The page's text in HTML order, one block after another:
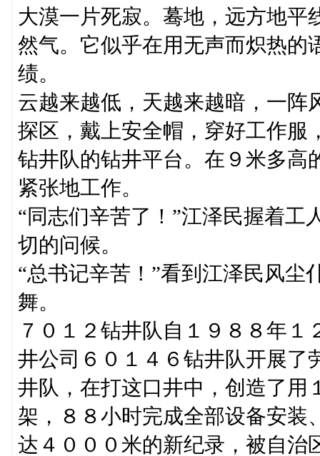
大漠一片死寂。蓦地，远方地平
然气。它似乎在用无声而炽热的
绩。
云越来越低，天越来越暗，一阵
探区，戴上安全帽，穿好工作服
钻井队的钻井平台。在９米多高
紧张地工作。
“同志们辛苦了！”江泽民握着工
切的问候。
“总书记辛苦！”看到江泽民风尘
舞。
７０１２钻井队自１９８８年
井公司６０１４６钻井队开展了
井队，在打这口井中，创造了用
架，８８小时完成全部设备安装
达４０００米的新纪录，被自治